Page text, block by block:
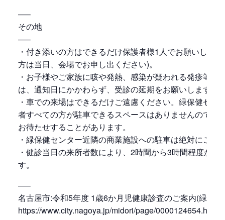
—–
その地
—–
・付き添いの方はできるだけ保護者様1人でお願いしま
方は当日、会場でお申し出ください)。
・お子様やご家族に咳や発熱、感染が疑われる発疹等の
は、通知日にかかわらず、受診の延期をお願いします。
・車での来場はできるだけご遠慮ください。緑保健セン
者すべての方が駐車できるスペースはありませんので、
お待たせすることがあります。
・緑保健センター近隣の商業施設への駐車は絶対にご遠
・健診当日の来所者数により、2時間から3時間程度かか
す。
—–
名古屋市:令和5年度 1歳6か月児健康診査のご案内(緑区)
https://www.city.nagoya.jp/midori/page/0000124654.html